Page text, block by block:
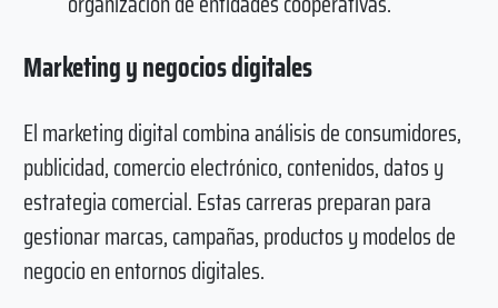
Marketing y negocios digitales
El marketing digital combina análisis de consumidores,
publicidad, comercio electrónico, contenidos, datos y
estrategia comercial. Estas carreras preparan para
gestionar marcas, campañas, productos y modelos de
negocio en entornos digitales.